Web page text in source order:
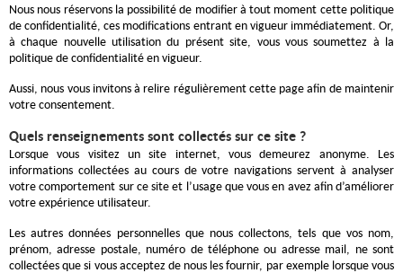
Nous nous réservons la possibilité de modifier à tout moment cette politique
de confidentialité, ces modifications entrant en vigueur immédiatement. Or,
à chaque nouvelle utilisation du présent site, vous vous soumettez à la
politique de confidentialité en vigueur.
Aussi, nous vous invitons à relire régulièrement cette page afin de maintenir
votre consentement.
Quels renseignements sont collectés sur ce site ?
Lorsque vous visitez un site internet, vous demeurez anonyme. Les
informations collectées au cours de votre navigations servent à analyser
votre comportement sur ce site et l’usage que vous en avez afin d’améliorer
votre expérience utilisateur.
Les autres données personnelles que nous collectons, tels que vos nom,
prénom, adresse postale, numéro de téléphone ou adresse mail, ne sont
collectées que si vous acceptez de nous les fournir, par exemple lorsque vous